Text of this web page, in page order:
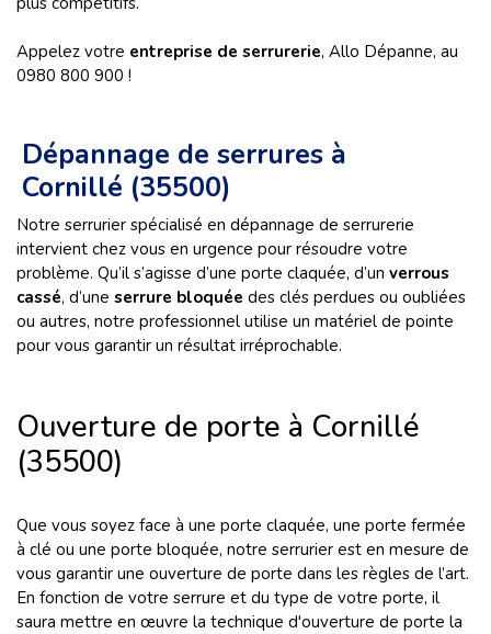
Appelez votre entreprise de serrurerie, Allo Dépanne, au
0980 800 900 !
Dépannage de serrures à
Cornillé (35500)
Notre serrurier spécialisé en dépannage de serrurerie
intervient chez vous en urgence pour résoudre votre
problème. Qu’il s’agisse d’une porte claquée, d’un verrous
cassé, d’une serrure bloquée des clés perdues ou oubliées
ou autres, notre professionnel utilise un matériel de pointe
pour vous garantir un résultat irréprochable.
Ouverture de porte à Cornillé
(35500)
Que vous soyez face à une porte claquée, une porte fermée
à clé ou une porte bloquée, notre serrurier est en mesure de
vous garantir une ouverture de porte dans les règles de l’art.
En fonction de votre serrure et du type de votre porte, il
saura mettre en œuvre la technique d'ouverture de porte la